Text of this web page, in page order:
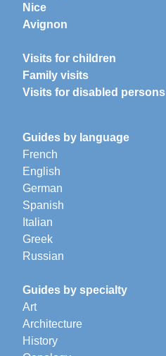
Nice
Avignon
Visits for children
Family visits
Visits for disabled persons
Guides by language
French
English
German
Spanish
Italian
Greek
Russian
Guides by specialty
Art
Architecture
History